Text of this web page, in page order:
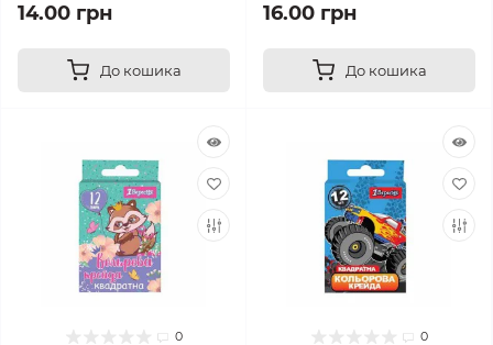
14.00 грн
До кошика
16.00 грн
До кошика
0 0